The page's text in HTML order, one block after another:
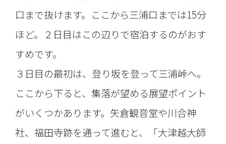
口まで抜けます。ここから三浦口までは15分
ほど。２日目はこの辺りで宿泊するのがおす
すめです。
３日目の最初は、登り坂を登って三浦峠へ。
ここから下ると、集落が望める展望ポイント
がいくつかあります。矢倉観音堂や川合神
社、福田寺跡を通って進むと、「大津越大師